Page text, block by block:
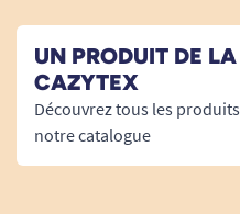
05/03/2023
Léger rétrécissement au
A. Anonymous
UN PRODUIT DE
CAZYTEX
Découvrez tous les
notre catalogue